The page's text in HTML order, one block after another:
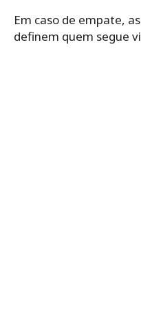
Em caso de empate,
definem quem segue